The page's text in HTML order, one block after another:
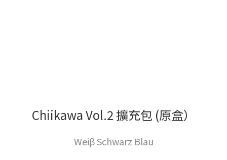
Chiikawa Vol.2 擴充包 (原盒）
Weiβ Schwarz Blau